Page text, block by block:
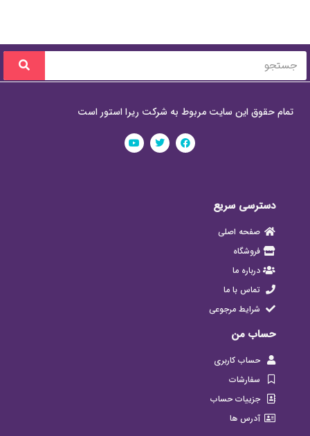
تمام حقوق این سایت مربوط به شرکت ریرا استور است
دسترسی سریع
صفحه اصلی
فروشگاه
درباره ما
تماس با ما
شرایط مرجوعی
حساب من
حساب کاربری
سفارشات
جزییات حساب
آدرس ها